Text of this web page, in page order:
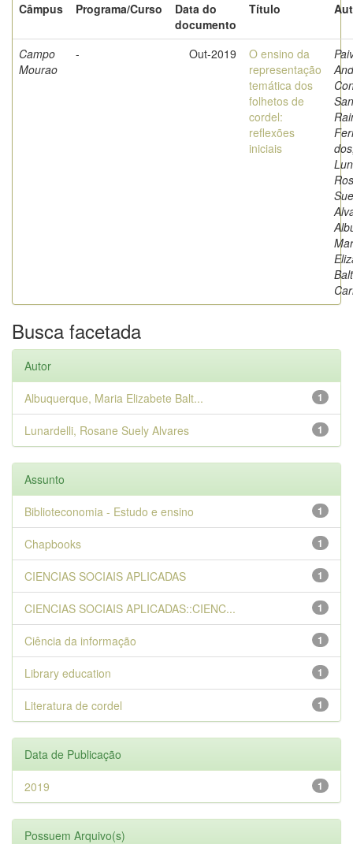
Câmpus
Programa/Curso
Data do
documento
Título
Campo
Mourao
- Out-2019
O ensino da
representação
temática dos
folhetos de
cordel:
reflexões
iniciais
Busca facetada
Autor
1
Albuquerque, Maria Elizabete Balt...
1
Lunardelli, Rosane Suely Alvares
Assunto
1
Biblioteconomia - Estudo e ensino
1
Chapbooks
1
CIENCIAS SOCIAIS APLICADAS
1
CIENCIAS SOCIAIS APLICADAS::CIENC...
1
Ciência da informação
1
Library education
1
Literatura de cordel
Data de Publicação
1
2019
Possuem Arquivo(s)